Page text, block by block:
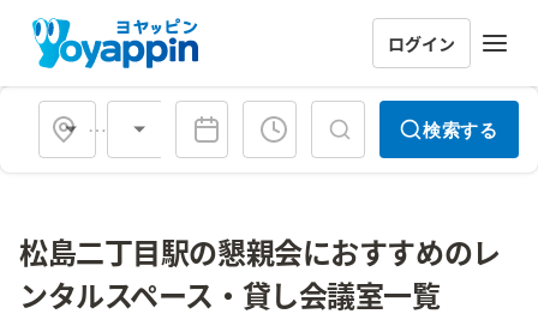
ログイン
会場タイプ 検索する
松島二丁目駅の懇親会におすすめのレ
ンタルスペース・貸し会議室一覧